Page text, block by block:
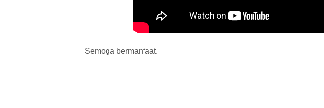
Semoga bermanfaat.